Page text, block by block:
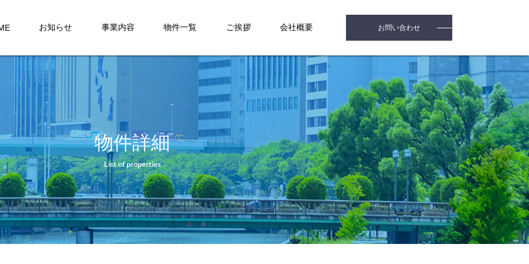
お知らせ 事業内容 物件一覧 ご挨拶 会社概要 お問い合わせ
物件詳細
List of properties